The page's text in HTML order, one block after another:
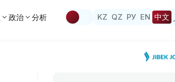
政治 分析 KZ QZ РУ EN 中文